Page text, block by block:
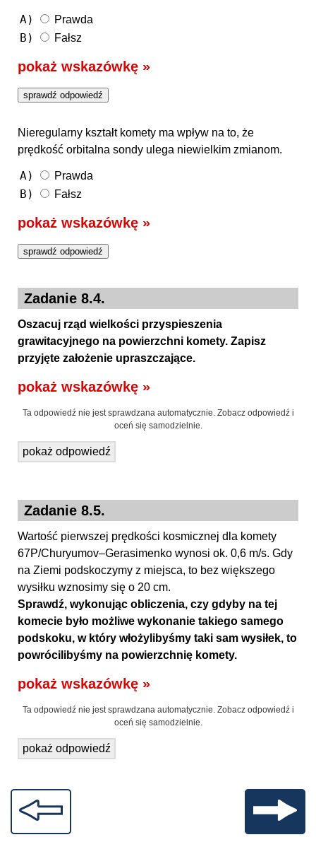
A) Prawda
B) Fałsz
pokaż wskazówkę »
Nieregularny kształt komety ma wpływ na to, że
prędkość orbitalna sondy ulega niewielkim zmianom.
A) Prawda
B) Fałsz
pokaż wskazówkę »
Zadanie 8.4.
Oszacuj rząd wielkości przyspieszenia
grawitacyjnego na powierzchni komety. Zapisz
przyjęte założenie upraszczające.
pokaż wskazówkę »
Ta odpowiedź nie jest sprawdzana automatycznie. Zobacz odpowiedź i
oceń się samodzielnie.
pokaż odpowiedź
Zadanie 8.5.
Wartość pierwszej prędkości kosmicznej dla komety
67P/Churyumov–Gerasimenko wynosi ok. 0,6 m/s. Gdy
na Ziemi podskoczymy z miejsca, to bez większego
wysiłku wznosimy się o 20 cm.
Sprawdź, wykonując obliczenia, czy gdyby na tej
komecie było możliwe wykonanie takiego samego
podskoku, w który włożylibyśmy taki sam wysiłek, to
powrócilibyśmy na powierzchnię komety.
pokaż wskazówkę »
Ta odpowiedź nie jest sprawdzana automatycznie. Zobacz odpowiedź i
oceń się samodzielnie.
pokaż odpowiedź